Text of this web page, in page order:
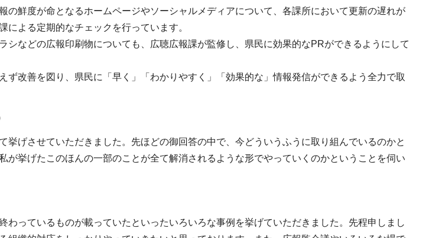
の鮮度が命となるホームページやソーシャルメディアについて、各課所において更新の遅れが
による定期的なチェックを行っています。
シなどの広報印刷物についても、広聴広報課が監修し、県民に効果的なPRができるようにして
ず改善を図り、県民に「早く」「わかりやすく」「効果的な」情報発信ができるよう全力で取
挙げさせていただきました。先ほどの御回答の中で、今どういうふうに取り組んでいるのかと
が挙げたこのほんの一部のことが全て解消されるような形でやっていくのかということを伺い
わっているものが載っていたといったいろいろな事例を挙げていただきました。先程申しまし